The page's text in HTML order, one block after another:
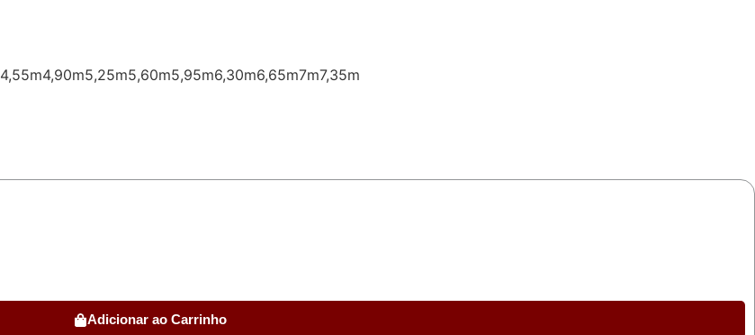
4,55m4,90m5,25m5,60m5,95m6,30m6,65m7m7,35m
Adicionar ao Carrinho